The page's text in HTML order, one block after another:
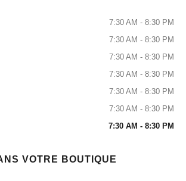
7:30 AM - 8:30 PM
7:30 AM - 8:30 PM
7:30 AM - 8:30 PM
7:30 AM - 8:30 PM
7:30 AM - 8:30 PM
7:30 AM - 8:30 PM
7:30 AM - 8:30 PM
VOTRE BOUTIQUE